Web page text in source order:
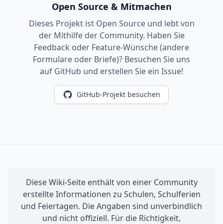
Open Source & Mitmachen
Dieses Projekt ist Open Source und lebt von
der Mithilfe der Community. Haben Sie
Feedback oder Feature-Wünsche (andere
Formulare oder Briefe)? Besuchen Sie uns
auf GitHub und erstellen Sie ein Issue!
GitHub-Projekt besuchen
Diese Wiki-Seite enthält von einer Community
erstellte Informationen zu Schulen, Schulferien
und Feiertagen. Die Angaben sind unverbindlich
und nicht offiziell. Für die Richtigkeit,